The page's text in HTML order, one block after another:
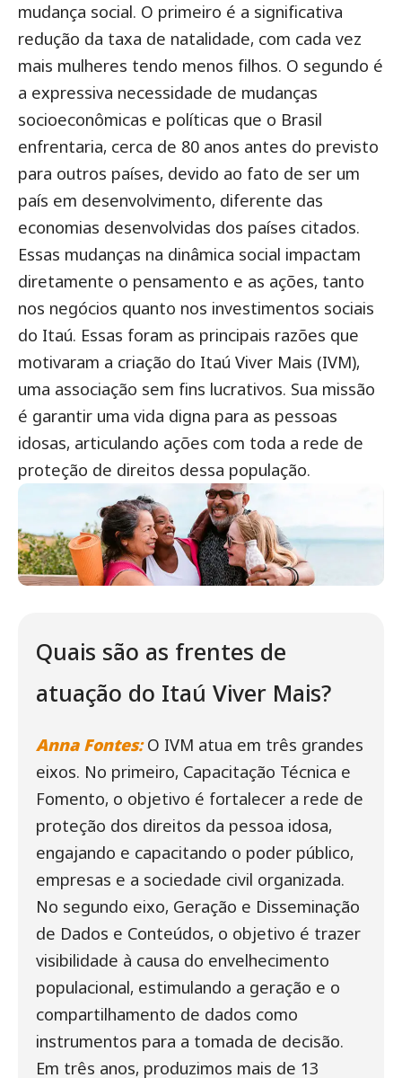
mudança social. O primeiro é a significativa
redução da taxa de natalidade, com cada vez
mais mulheres tendo menos filhos. O segundo é
a expressiva necessidade de mudanças
socioeconômicas e políticas que o Brasil
enfrentaria, cerca de 80 anos antes do previsto
para outros países, devido ao fato de ser um
país em desenvolvimento, diferente das
economias desenvolvidas dos países citados.
Essas mudanças na dinâmica social impactam
diretamente o pensamento e as ações, tanto
nos negócios quanto nos investimentos sociais
do Itaú. Essas foram as principais razões que
motivaram a criação do Itaú Viver Mais (IVM),
uma associação sem fins lucrativos. Sua missão
é garantir uma vida digna para as pessoas
idosas, articulando ações com toda a rede de
proteção de direitos dessa população.
Quais são as frentes de
atuação do Itaú Viver Mais?
Anna Fontes:O IVM atua em três grandes
eixos. No primeiro, Capacitação Técnica e
Fomento, o objetivo é fortalecer a rede de
proteção dos direitos da pessoa idosa,
engajando e capacitando o poder público,
empresas e a sociedade civil organizada.
No segundo eixo, Geração e Disseminação
de Dados e Conteúdos, o objetivo é trazer
visibilidade à causa do envelhecimento
populacional, estimulando a geração e o
compartilhamento de dados como
instrumentos para a tomada de decisão.
Em três anos, produzimos mais de 13